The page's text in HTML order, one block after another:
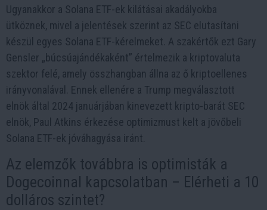
Ugyanakkor a Solana ETF-ek kilátásai akadályokba
ütköznek, mivel a jelentések szerint az SEC elutasítani
készül egyes Solana ETF-kérelmeket. A szakértők ezt Gary
Gensler „búcsúajándékaként” értelmezik a kriptovaluta
szektor felé, amely összhangban állna az ő kriptoellenes
irányvonalával. Ennek ellenére a Trump megválasztott
elnök által 2024 januárjában kinevezett kripto-barát SEC
elnök, Paul Atkins érkezése optimizmust kelt a jövőbeli
Solana ETF-ek jóváhagyása iránt.
Az elemzők továbbra is optimisták a
Dogecoinnal kapcsolatban – Elérheti a 10
dolláros szintet?